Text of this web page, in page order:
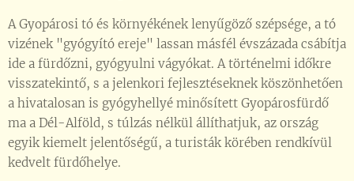
A Gyopárosi tó és környékének lenyűgöző szépsége, a tó
vizének "gyógyító ereje" lassan másfél évszázada csábítja
ide a fürdőzni, gyógyulni vágyókat. A történelmi időkre
visszatekintő, s a jelenkori fejlesztéseknek köszönhetően
a hivatalosan is gyógyhellyé minősített Gyopárosfürdő
ma a Dél-Alföld, s túlzás nélkül állíthatjuk, az ország
egyik kiemelt jelentőségű, a turisták körében rendkívül
kedvelt fürdőhelye.